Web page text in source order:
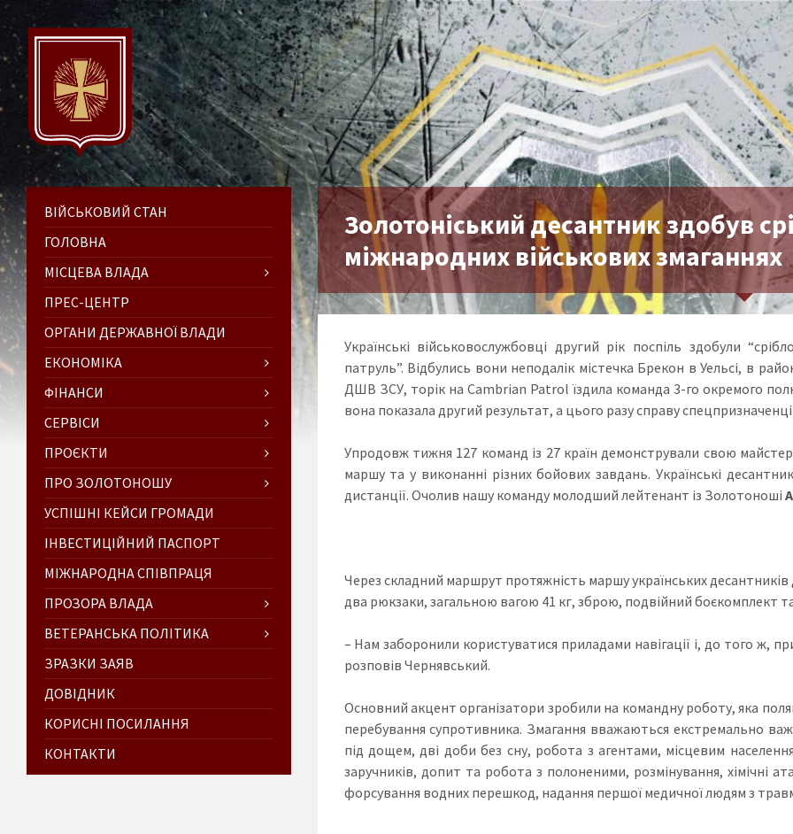
Золотоніський десантник здобув
міжнародних військових змаганнях
Українські військовослужбовці другий рік поспіль здобули
патруль”. Відбулись вони неподалік містечка Брекон в Уельсі, в
ДШВ ЗСУ, торік на Cambrian Patrol їздила команда 3-го окремого
вона показала другий результат, а цього разу справу
Упродовж тижня 127 команд із 27 країн демонстрували свою
маршу та у виконанні різних бойових завдань. Українські
дистанції. Очолив нашу команду молодший лейтенант із Золотоноші
Через складний маршрут протяжність маршу українських десантників
два рюкзаки, загальною вагою 41 кг, зброю, подвійний боєкомплект
– Нам заборонили користуватися приладами навігації і, до того ж,
розповів Чернявський.
Основний акцент організатори зробили на командну роботу, яка
перебування супротивника. Змагання вважаються екстремально
під дощем, дві доби без сну, робота з агентами, місцевим
заручників, допит та робота з полоненими, розмінування, хімічні
форсування водних перешкод, надання першої медичної людям з
ВІЙСЬКОВИЙ СТАН
ГОЛОВНА
МІСЦЕВА ВЛАДА
ПРЕС-ЦЕНТР
ОРГАНИ ДЕРЖАВНОЇ ВЛАДИ
ЕКОНОМІКА
ФІНАНСИ
СЕРВІСИ
ПРОЄКТИ
ПРО ЗОЛОТОНОШУ
УСПІШНІ КЕЙСИ ГРОМАДИ
ІНВЕСТИЦІЙНИЙ ПАСПОРТ
МІЖНАРОДНА СПІВПРАЦЯ
ПРОЗОРА ВЛАДА
ВЕТЕРАНСЬКА ПОЛІТИКА
ЗРАЗКИ ЗАЯВ
ДОВІДНИК
КОРИСНІ ПОСИЛАННЯ
КОНТАКТИ